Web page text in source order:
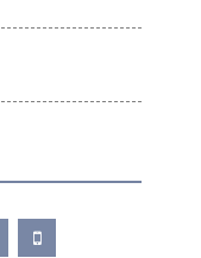
mobile